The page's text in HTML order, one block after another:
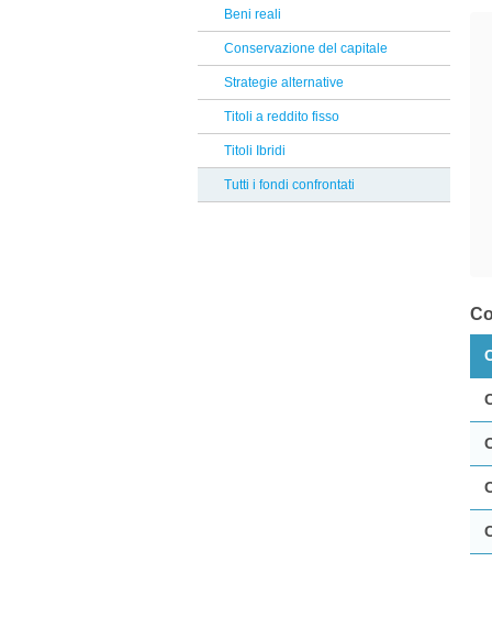
Reclami Assicurativi
Reclami Servizio di Investimento
Bantleon
PIMCO
Jupiter
Aberdeen
Banca Finnat
Russell Investments
Beni reali
Conservazione del capitale
Strategie alternative
Titoli a reddito fisso
Titoli Ibridi
Tutti i fondi confrontati